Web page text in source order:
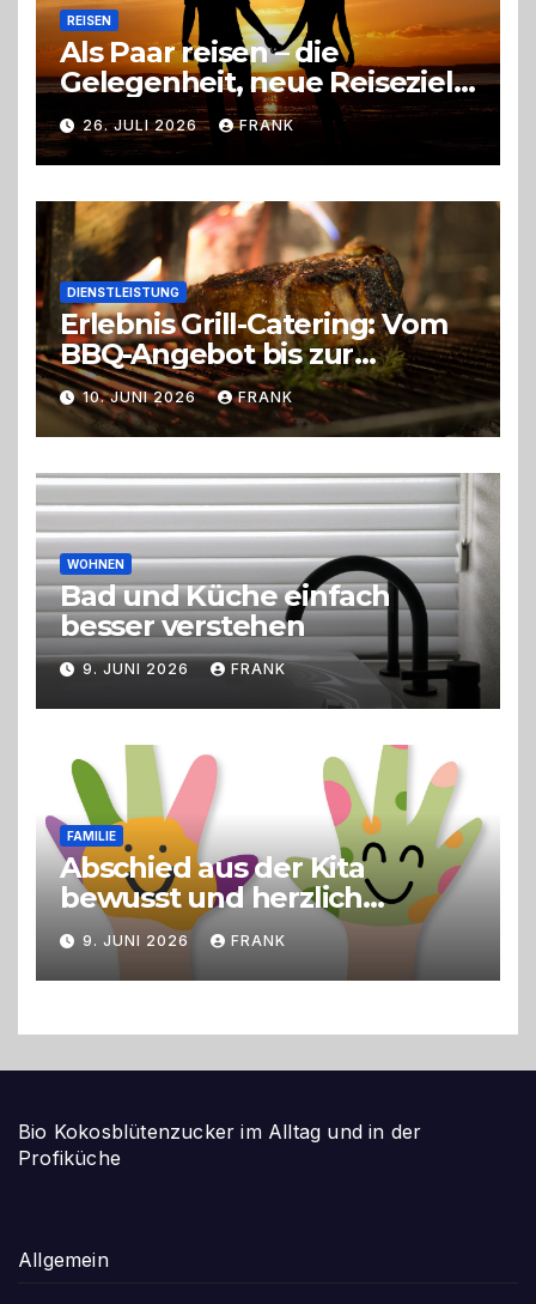
REISEN
Als Paar reisen – die
Gelegenheit, neue Reiseziele
zu entdecken
26. JULI 2026 FRANK
DIENSTLEISTUNG
Erlebnis Grill-Catering: Vom
BBQ-Angebot bis zur
perfekten Eventorganisation
Trend zu Outdoor-Events,
Erlebnisgastronomie und
Live-Cooking
10. JUNI 2026 FRANK
WOHNEN
Bad und Küche einfach
besser verstehen
9. JUNI 2026 FRANK
FAMILIE
Abschied aus der Kita
bewusst und herzlich
gestalten
9. JUNI 2026 FRANK
Bio Kokosblütenzucker im Alltag und in der
Profiküche
Allgemein